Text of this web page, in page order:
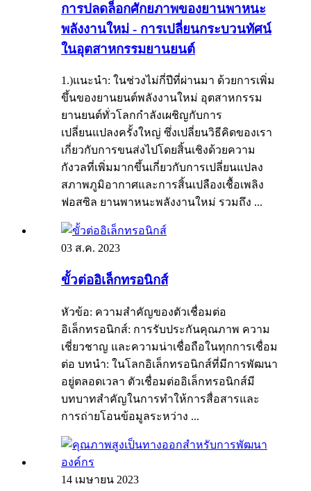
การปลดล็อกศักยภาพของยานพาหนะ
พลังงานใหม่ - การเปลี่ยนกระบวนทัศน์
ในอุตสาหกรรมยานยนต์
1.)แนะนำ: ในช่วงไม่กี่ปีที่ผ่านมา ด้วยการเพิ่ม
ขึ้นของยานยนต์พลังงานใหม่ อุตสาหกรรม
ยานยนต์ทั่วโลกกำลังเผชิญกับการ
เปลี่ยนแปลงครั้งใหญ่ ซึ่งเปลี่ยนวิธีคิดของเรา
เกี่ยวกับการขนส่งไปโดยสิ้นเชิงด้วยความ
กังวลที่เพิ่มมากขึ้นเกี่ยวกับการเปลี่ยนแปลง
สภาพภูมิอากาศและการสิ้นเปลืองเชื้อเพลิง
ฟอสซิล ยานพาหนะพลังงานใหม่ รวมถึง ...
03 ส.ค. 2023
ขั้วต่ออิเล็กทรอนิกส์
หัวข้อ: ความสำคัญของตัวเชื่อมต่อ
อิเล็กทรอนิกส์: การรับประกันคุณภาพ ความ
เชี่ยวชาญ และความน่าเชื่อถือในทุกการเชื่อม
ต่อ บทนำ: ในโลกอิเล็กทรอนิกส์ที่มีการพัฒนา
อยู่ตลอดเวลา ตัวเชื่อมต่ออิเล็กทรอนิกส์มี
บทบาทสำคัญในการทำให้การสื่อสารและ
การถ่ายโอนข้อมูลระหว่าง ...
14 เมษายน 2023